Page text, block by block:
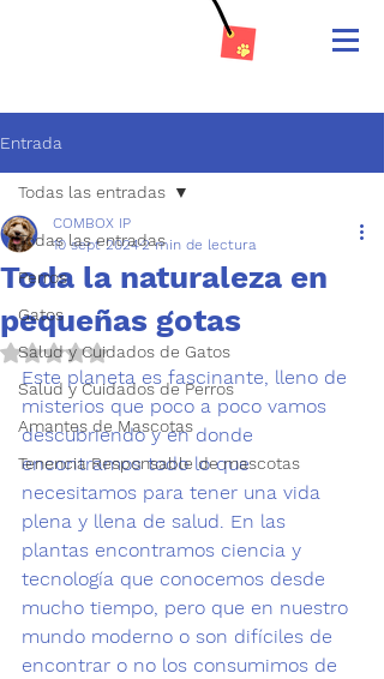
Entrada
Todas las entradas
Perros
Gatos
Salud y Cuidados de Gatos
Salud y Cuidados de Perros
Amantes de Mascotas
Tenencia Responsable de mascotas
Todas las entradas
Toda la naturaleza en
pequeñas gotas
COMBOX IP
10 sept 20242 min de lectura
Obtuvo NaN de 5 estrellas.
Este planeta es fascinante, lleno de
misterios que poco a poco vamos
descubriendo y en donde
encontramos todo lo que
necesitamos para tener una vida
plena y llena de salud. En las
plantas encontramos ciencia y
tecnología que conocemos desde
mucho tiempo, pero que en nuestro
mundo moderno o son difíciles de
encontrar o no los consumimos de